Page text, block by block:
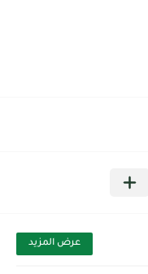
عرض المزيد